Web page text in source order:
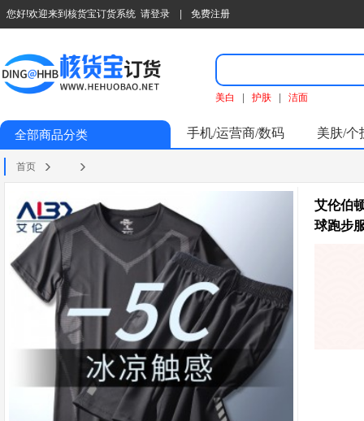
您好!欢迎来到核货宝订货系统 请登录 免费注册
美白 护肤 洁面
全部商品分类 手机/运营商/数码 美肤/个
首页
艾伦伯
球跑步